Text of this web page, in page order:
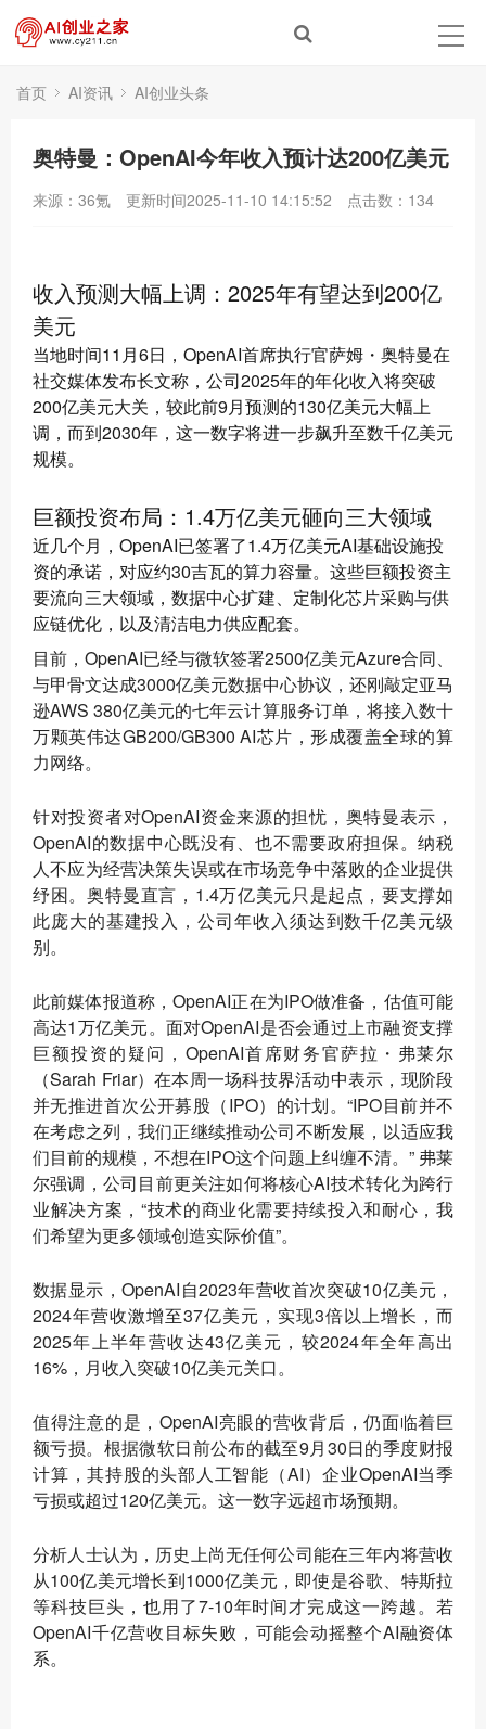
首页 AI资讯 AI创业头条
奥特曼：OpenAI今年收入预计达200亿美元
来源：36氪 更新时间2025-11-10 14:15:52 点击数： 134
收入预测大幅上调：2025年有望达到200亿
美元
当地时间11月6日，OpenAI首席执行官萨姆・奥特曼在
社交媒体发布长文称，公司2025年的年化收入将突破
200亿美元大关，较此前9月预测的130亿美元大幅上
调，而到2030年，这一数字将进一步飙升至数千亿美元
规模。
巨额投资布局：1.4万亿美元砸向三大领域
近几个月，OpenAI已签署了1.4万亿美元AI基础设施投
资的承诺，对应约30吉瓦的算力容量。这些巨额投资主
要流向三大领域，数据中心扩建、定制化芯片采购与供
应链优化，以及清洁电力供应配套。
目前，OpenAI已经与微软签署2500亿美元Azure合同、
与甲骨文达成3000亿美元数据中心协议，还刚敲定亚马
逊AWS 380亿美元的七年云计算服务订单，将接入数十
万颗英伟达GB200/GB300 AI芯片，形成覆盖全球的算
力网络。
针对投资者对OpenAI资金来源的担忧，奥特曼表示，
OpenAI的数据中心既没有、也不需要政府担保。纳税
人不应为经营决策失误或在市场竞争中落败的企业提供
纾困。奥特曼直言，1.4万亿美元只是起点，要支撑如
此庞大的基建投入，公司年收入须达到数千亿美元级
别。
此前媒体报道称，OpenAI正在为IPO做准备，估值可能
高达1万亿美元。面对OpenAI是否会通过上市融资支撑
巨额投资的疑问，OpenAI首席财务官萨拉・弗莱尔
（Sarah Friar）在本周一场科技界活动中表示，现阶段
并无推进首次公开募股（IPO）的计划。“IPO目前并不
在考虑之列，我们正继续推动公司不断发展，以适应我
们目前的规模，不想在IPO这个问题上纠缠不清。” 弗莱
尔强调，公司目前更关注如何将核心AI技术转化为跨行
业解决方案，“技术的商业化需要持续投入和耐心，我
们希望为更多领域创造实际价值”。
数据显示，OpenAI自2023年营收首次突破10亿美元，
2024年营收激增至37亿美元，实现3倍以上增长，而
2025年上半年营收达43亿美元，较2024年全年高出
16%，月收入突破10亿美元关口。
值得注意的是，OpenAI亮眼的营收背后，仍面临着巨
额亏损。根据微软日前公布的截至9月30日的季度财报
计算，其持股的头部人工智能（AI）企业OpenAI当季
亏损或超过120亿美元。这一数字远超市场预期。
分析人士认为，历史上尚无任何公司能在三年内将营收
从100亿美元增长到1000亿美元，即使是谷歌、特斯拉
等科技巨头，也用了7-10年时间才完成这一跨越。若
OpenAI千亿营收目标失败，可能会动摇整个AI融资体
系。